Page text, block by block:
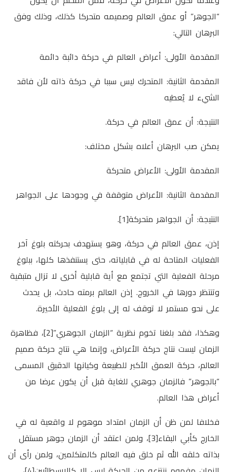
“الجوهر” أو عمق العالم وصميمه متحركا كذلك، وذلك وفق
البرهان التالي:
المقدمة الأولى: أعراض العالم في حركة دائبة دائمة
المقدمة الثانية: المتحرك ليس سببا في حركة ذاته لأن فاقد
الشيء لا يُعطيه
النتيجة: أن عمق العالم في حركة.
يمكن صب البرهان أعلاه بشكل مختلف:
المقدمة الأولى: الأعراض متحركة
المقدمة الثانية: الأعراض متوقفة في وجودها على الجواهر
النتيجة: أن الجواهر متحركة[1].
إذن، عمق العالم في حركة، وهو يستهدف بحركته بلوغ آخر
الفعليات المتاحة له في قابلياته، حتى يستنفذها كلها، ببلوغ
مرحلة الفعلية التي تجتمع مع أية قابلية أخرى لا تزال متبقية
وتنتظر دورها في الخروج. إذن العالم برمته حادث، بل يحدث
على نحو مستمر لا توقف له إلى بلوغ الفعلية الأخيرة.
وهكذا، فقد بلغنا تخوم نظرية “الزمان الجوهري”[2]، فظاهرة
الزمان ليست نتاج حركة الأعراض، وإنما هي نتاج حركة صميم
العالم، حركة العمق الأكبر للطبيعة وكيانها الدقيق المسمى
“بالجوهر” فالزمان جوهري للغاية قبل أن يكون عرضا من
أعراض هذا العالم.
فخلافا لمن ظن أن الزمان امتداد موهوم لا واقعية له في
الخارج كأبي البقاء[3]، ولمن اعتقد أن الزمان جوهر مستقل
بذاته خلقه الله ثم خلق فيه العالم كالمتكلمين، ولمن رأى أن